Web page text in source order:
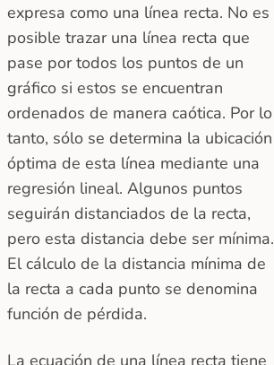
expresa como una línea recta. No es
posible trazar una línea recta que
pase por todos los puntos de un
gráfico si estos se encuentran
ordenados de manera caótica. Por lo
tanto, sólo se determina la ubicación
óptima de esta línea mediante una
regresión lineal. Algunos puntos
seguirán distanciados de la recta,
pero esta distancia debe ser mínima.
El cálculo de la distancia mínima de
la recta a cada punto se denomina
función de pérdida.
La ecuación de una línea recta tiene